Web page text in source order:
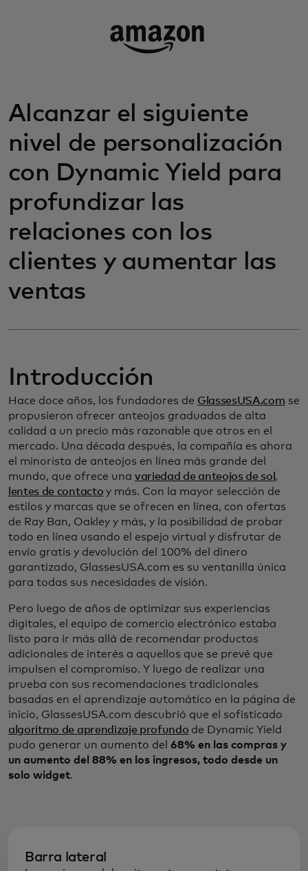
Alcanzar el siguiente
nivel de personalización
con Dynamic Yield para
profundizar las
relaciones con los
clientes y aumentar las
ventas
Introducción
Hace doce años, los fundadores de GlassesUSA.com se
propusieron ofrecer anteojos graduados de alta
calidad a un precio más razonable que otros en el
mercado. Una década después, la compañía es ahora
el minorista de anteojos en línea más grande del
mundo, que ofrece una variedad de anteojos de sol ,
lentes de contacto y más. Con la mayor selección de
estilos y marcas que se ofrecen en línea, con ofertas
de Ray Ban, Oakley y más, y la posibilidad de probar
todo en línea usando el espejo virtual y disfrutar de
envío gratis y devolución del 100% del dinero
garantizado, GlassesUSA.com es su ventanilla única
para todas sus necesidades de visión.
Pero luego de años de optimizar sus experiencias
digitales, el equipo de comercio electrónico estaba
listo para ir más allá de recomendar productos
adicionales de interés a aquellos que se prevé que
impulsen el compromiso. Y luego de realizar una
prueba con sus recomendaciones tradicionales
basadas en el aprendizaje automático en la página de
inicio, GlassesUSA.com descubrió que el sofisticado
algoritmo de aprendizaje profundo de Dynamic Yield
pudo generar un aumento del 68% en las compras y
un aumento del 88% en los ingresos, todo desde un
solo widget.
Barra lateral